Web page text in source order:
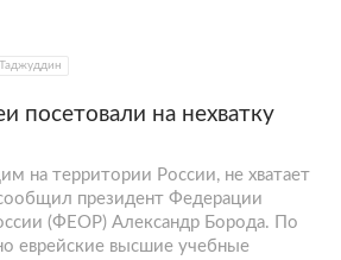
посетовали на нехватку
на территории России, не хватает
сообщил президент Федерации
(ФЕОР) Александр Борода. По
еврейские высшие учебные